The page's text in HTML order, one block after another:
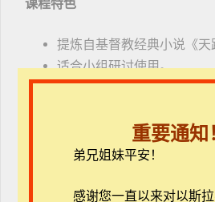
课程特色
提炼自基督教经典小说《天
适合小组研讨使用。
6个主题，12堂课，每次约
此门徒训练课程有四个主要目标（
重要通知
弟兄姐妹平安！
感谢您一直以来对以斯